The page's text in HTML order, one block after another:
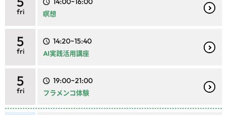
fri 瞑想
5
fri
14:20~15:40
AI実践活用講座
5
fri
19:00~21:00
フラメンコ体験